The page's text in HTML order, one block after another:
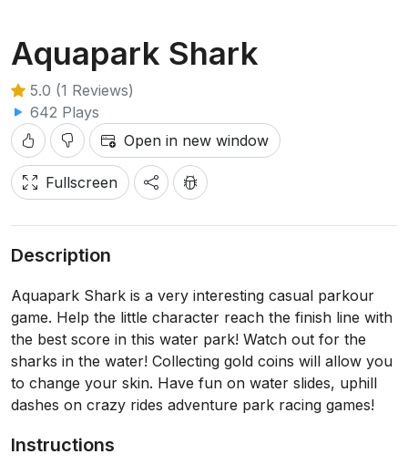
Aquapark Shark
5.0 (1 Reviews)
642 Plays
Open in new window
Fullscreen
Description
Aquapark Shark is a very interesting casual parkour
game. Help the little character reach the finish line with
the best score in this water park! Watch out for the
sharks in the water! Collecting gold coins will allow you
to change your skin. Have fun on water slides, uphill
dashes on crazy rides adventure park racing games!
Instructions